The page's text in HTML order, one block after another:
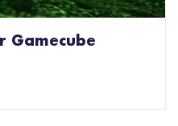
Gamecube